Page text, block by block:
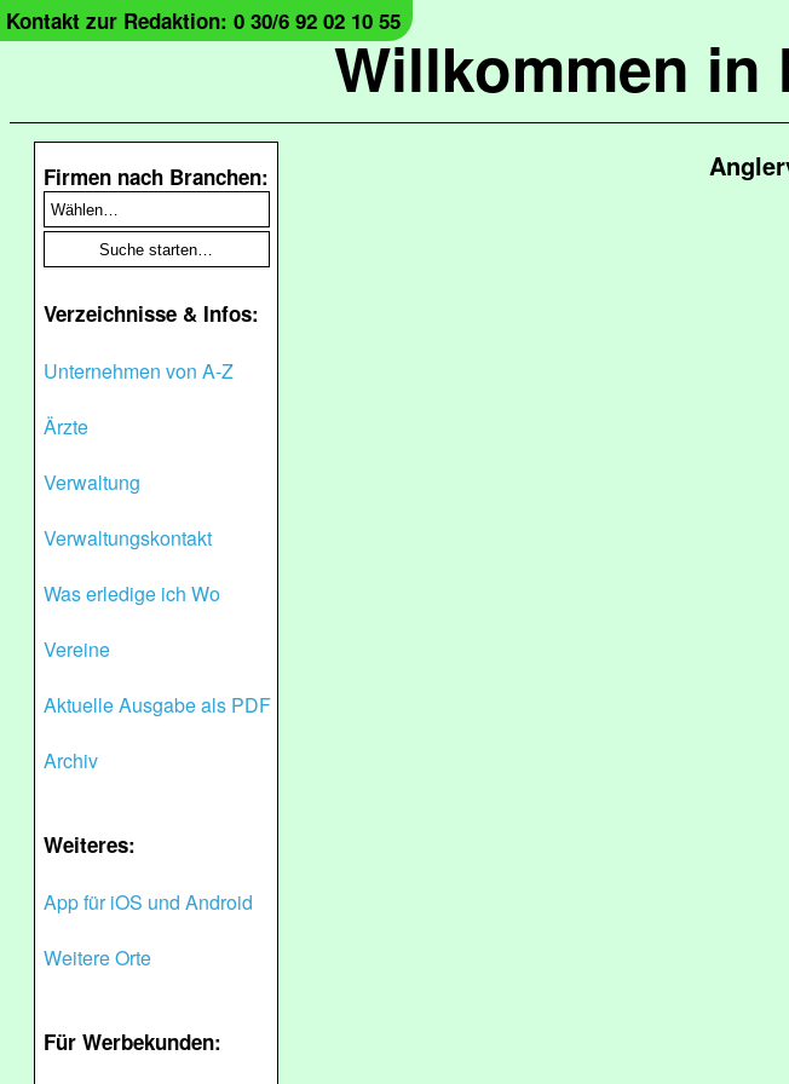
Willkommen in
Kontakt zur Redaktion: 0 30/6 92 02 10 55
Firmen nach Branchen:
Verzeichnisse & Infos:
Unternehmen von A-Z
Ärzte
Verwaltung
Verwaltungskontakt
Was erledige ich Wo
Vereine
Aktuelle Ausgabe als PDF
Archiv
Weiteres:
App für iOS und Android
Weitere Orte
Für Werbekunden: